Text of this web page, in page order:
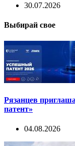
30.07.2026
Выбирай свое
Рязанцев
патент»
04.08.2026